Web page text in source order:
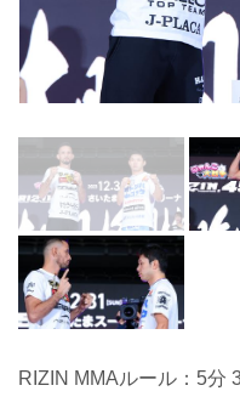
RIZIN MMAルール：5分